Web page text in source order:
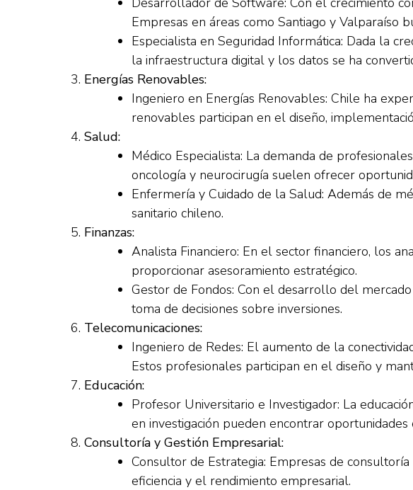
Empresas en áreas como Santiago y Valparaíso
Especialista en Seguridad Informática: Dada la
la infraestructura digital y los datos se ha
Energías Renovables:
Ingeniero en Energías Renovables: Chile ha
renovables participan en el diseño,
Salud:
Médico Especialista: La demanda de
oncología y neurocirugía suelen ofrecer
Enfermería y Cuidado de la Salud: Además de
sanitario chileno.
Finanzas:
Analista Financiero: En el sector financiero, los
proporcionar asesoramiento estratégico.
Gestor de Fondos: Con el desarrollo del
toma de decisiones sobre inversiones.
Telecomunicaciones:
Ingeniero de Redes: El aumento de la
Estos profesionales participan en el diseño y
Educación:
Profesor Universitario e Investigador: La
en investigación pueden encontrar
Consultoría y Gestión Empresarial:
Consultor de Estrategia: Empresas de
eficiencia y el rendimiento empresarial.